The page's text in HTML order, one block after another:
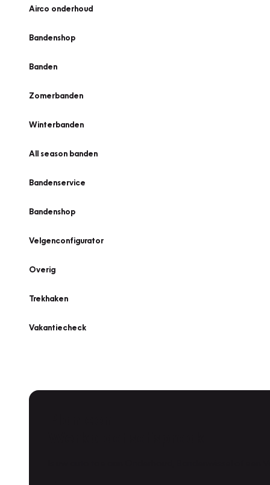
Airco onderhoud
Bandenshop
Banden
Zomerbanden
Winterbanden
All season banden
Bandenservice
Bandenshop
Velgenconfigurator
Overig
Trekhaken
Vakantiecheck